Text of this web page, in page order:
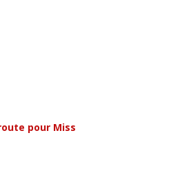
pour Miss